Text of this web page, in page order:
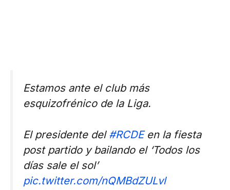
Estamos ante el club más
esquizofrénico de la Liga.
El presidente del #RCDEen la fiesta
post partido y bailando el ‘Todos los
días sale el sol’
pic.twitter.com/nQMBdZULvl